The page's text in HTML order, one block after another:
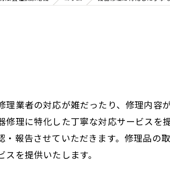
業者の対応が雑だったり、修理内容
理に特化した丁寧な対応サービスを
報告させていただきます。修理品の
を提供いたします。